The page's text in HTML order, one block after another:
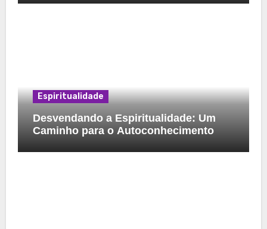
Espiritualidade
Desvendando a Espiritualidade: Um
Caminho para o Autoconhecimento